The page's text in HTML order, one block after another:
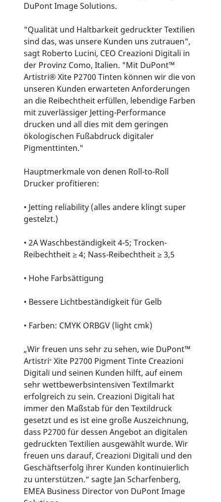
DuPont Image Solutions.
"Qualität und Haltbarkeit gedruckter Textilien
sind das, was unsere Kunden uns zutrauen",
sagt Roberto Lucini, CEO Creazioni Digitali in
der Provinz Como, Italien. "Mit DuPont™
Artistri® Xite P2700 Tinten können wir die von
unseren Kunden erwarteten Anforderungen
an die Reibechtheit erfüllen, lebendige Farben
mit zuverlässiger Jetting-Performance
drucken und all dies mit dem geringen
ökologischen Fußabdruck digitaler
Pigmenttinten."
Hauptmerkmale von denen Roll-to-Roll
Drucker profitieren:
• Jetting reliability (alles andere klingt super
gestelzt.)
• 2A Waschbeständigkeit 4-5; Trocken-
Reibechtheit ≥ 4; Nass-Reibechtheit ≥ 3,5
• Hohe Farbsättigung
• Bessere Lichtbeständigkeit für Gelb
• Farben: CMYK ORBGV (light cmk)
„Wir freuen uns sehr zu sehen, wie DuPont™
Artistri® Xite P2700 Pigment Tinte Creazioni
Digitali und seinen Kunden hilft, auf einem
sehr wettbewerbsintensiven Textilmarkt
erfolgreich zu sein. Creazioni Digitali hat
immer den Maßstab für den Textildruck
gesetzt und es ist eine große Auszeichnung,
dass P2700 für dessen Angebot an digitalen
gedruckten Textilien ausgewählt wurde. Wir
freuen uns darauf, Creazioni Digitali und den
Geschäftserfolg ihrer Kunden kontinuierlich
zu unterstützen.“ sagte Jan Scharfenberg,
EMEA Business Director von DuPont Image